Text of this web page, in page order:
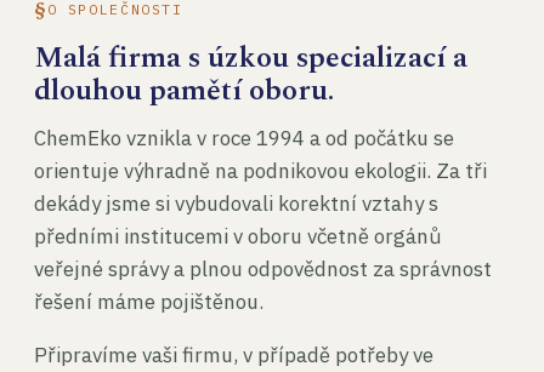
O SPOLEČNOSTI
Malá firma s úzkou specializací a
dlouhou pamětí oboru.
ChemEko vznikla v roce 1994 a od počátku se
orientuje výhradně na podnikovou ekologii. Za tři
dekády jsme si vybudovali korektní vztahy s
předními institucemi v oboru včetně orgánů
veřejné správy a plnou odpovědnost za správnost
řešení máme pojištěnou.
Připravíme vaši firmu, v případě potřeby ve